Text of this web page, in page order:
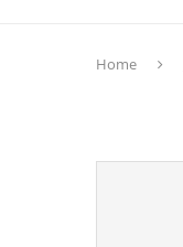
Home